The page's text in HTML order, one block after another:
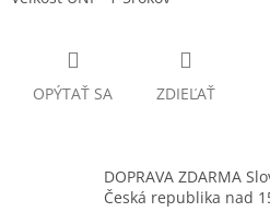
OPÝTAŤ SA ZDIEĽAŤ
DOPRAVA ZDARMA
Česká republika nad